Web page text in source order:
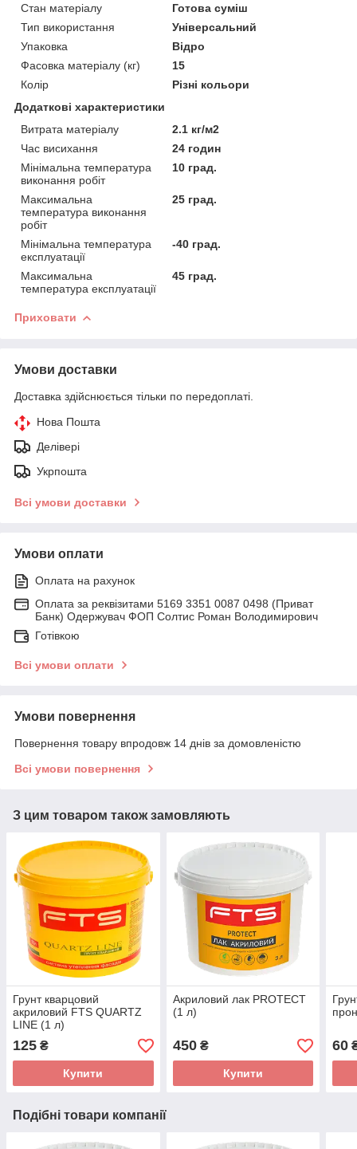
Стан матеріалу
Готова суміш
Тип використання
Універсальний
Упаковка
Відро
Фасовка матеріалу (кг)
15
Колір
Різні кольори
Додаткові характеристики
Витрата матеріалу
2.1 кг/м2
Час висихання
24 годин
Мінімальна температура
виконання робіт
10 град.
Максимальна
температура виконання
робіт
25 град.
Мінімальна температура
експлуатації
-40 град.
Максимальна
температура експлуатації
45 град.
Приховати
Умови доставки
Доставка здійснюється тільки по передоплаті.
Нова Пошта
Делівері
Укрпошта
Всі умови доставки
Умови оплати
Оплата на рахунок
Оплата за реквізитами 5169 3351 0087 0498 (Приват
Банк) Одержувач ФОП Солтис Роман Володимирович
Готівкою
Всі умови оплати
Умови повернення
Повернення товару впродовж 14 днів за домовленістю
Всі умови повернення
З цим товаром також замовляють
Грунт кварцовий
акриловий FTS QUARTZ
LINE (1 л)
125 ₴
Купити
Акриловий лак PROTECT
(1 л)
450₴
Купити
60
Подібні товари компанії